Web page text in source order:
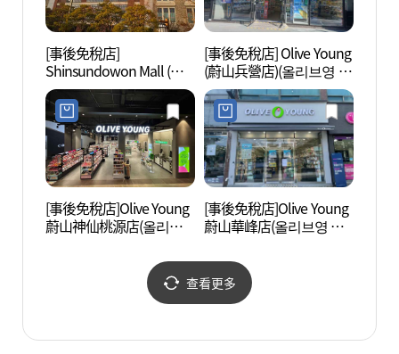
[事後免稅店]
Shinsundowon Mall (蔚
山店)(신선도원몰 울산점)
[事後免稅店] Olive Young
(蔚山兵營店)(올리브영 울
산병영점)
[事後免稅店]Olive Young
蔚山神仙桃源店(올리브
[事後免稅店]Olive Young
蔚山華峰店(올리브영 울
查看更多